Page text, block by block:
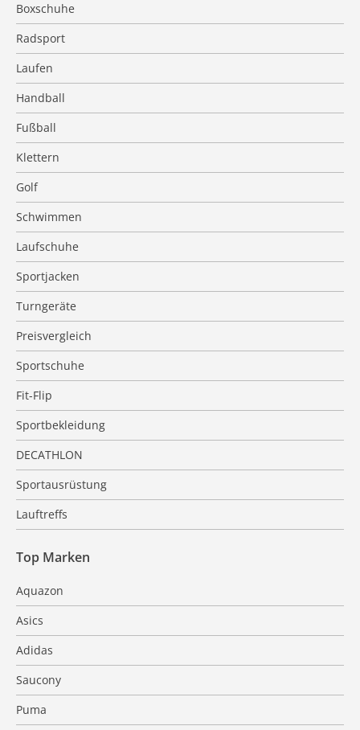
Boxschuhe
Radsport
Laufen
Handball
Fußball
Klettern
Golf
Schwimmen
Laufschuhe
Sportjacken
Turngeräte
Preisvergleich
Sportschuhe
Fit-Flip
Sportbekleidung
DECATHLON
Sportausrüstung
Lauftreffs
Top Marken
Aquazon
Asics
Adidas
Saucony
Puma